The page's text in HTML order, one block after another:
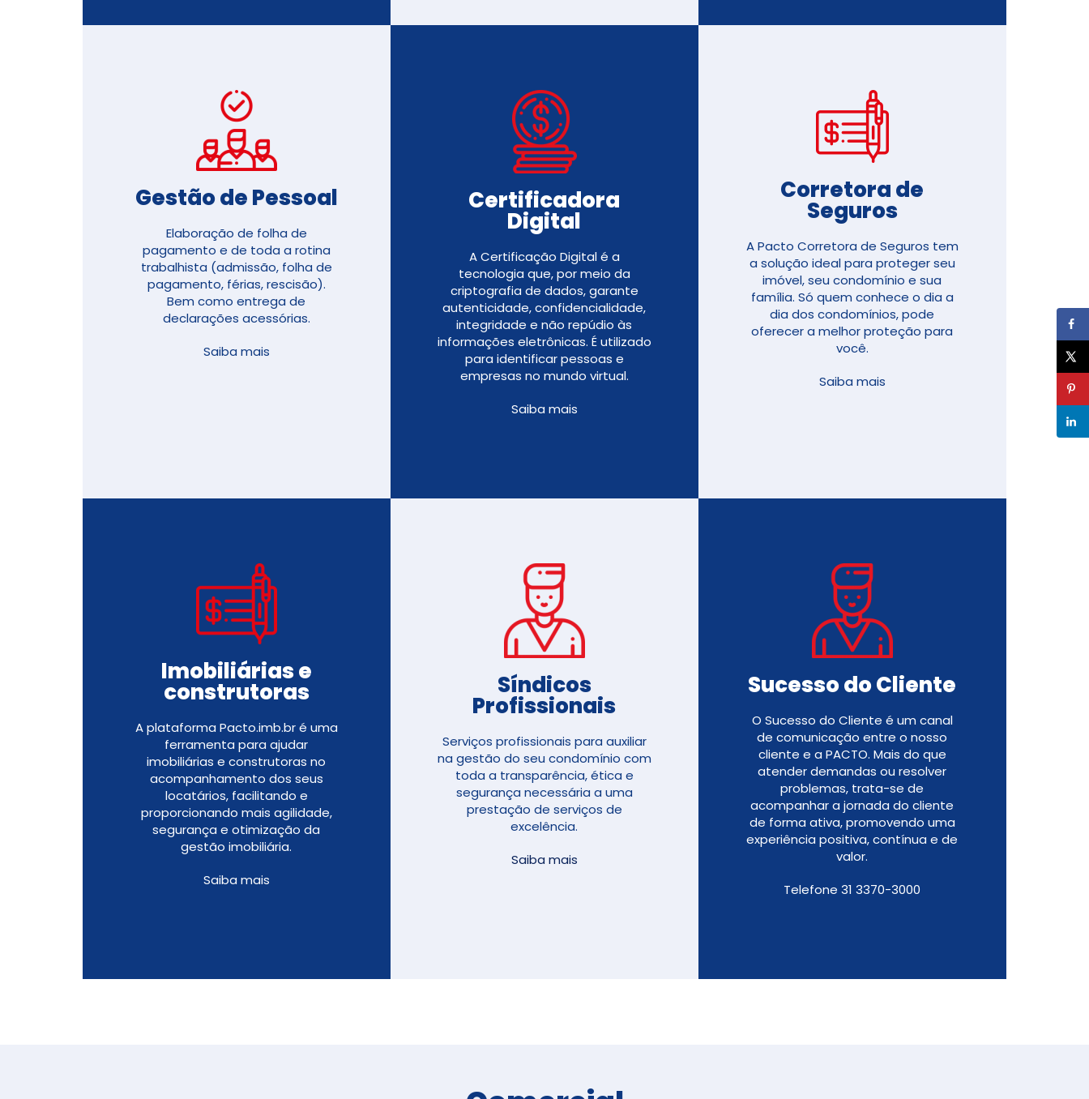
Gestão de Pessoal​
Elaboração de folha de
pagamento e de toda a rotina
trabalhista (admissão, folha de
pagamento, férias, rescisão).
Bem como entrega de
declarações acessórias.
Saiba mais
Certificadora
Digital
A Certificação Digital é a
tecnologia que, por meio da
criptografia de dados, garante
autenticidade, confidencialidade,
integridade e não repúdio às
informações eletrônicas. É utilizado
para identificar pessoas e
empresas no mundo virtual.
Saiba mais
Corretora de
Seguros​
A Pacto Corretora de Seguros tem
a solução ideal para proteger seu
imóvel, seu condomínio e sua
família. Só quem conhece o dia a
dia dos condomínios, pode
oferecer a melhor proteção para
você.
Saiba mais
Imobiliárias e
construtoras
A plataforma Pacto.imb.br é uma
ferramenta para ajudar
imobiliárias e construtoras no
acompanhamento dos seus
locatários, facilitando e
proporcionando mais agilidade,
segurança e otimização da
gestão imobiliária.
Saiba mais
Síndicos
Profissionais
Serviços profissionais para auxiliar
na gestão do seu condomínio com
toda a transparência, ética e
segurança necessária a uma
prestação de serviços de
excelência.
Saiba mais
Sucesso do Cliente
O Sucesso do Cliente é um canal
de comunicação entre o nosso
cliente e a PACTO. Mais do que
atender demandas ou resolver
problemas, trata-se de
acompanhar a jornada do cliente
de forma ativa, promovendo uma
experiência positiva, contínua e de
valor.
Telefone 31 3370-3000